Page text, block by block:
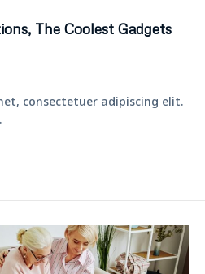
The Coolest Gadgets
consectetuer adipiscing elit.